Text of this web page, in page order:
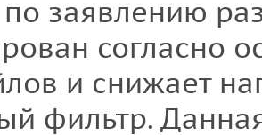
по заявлению
согласно
и снижает
фильтр.